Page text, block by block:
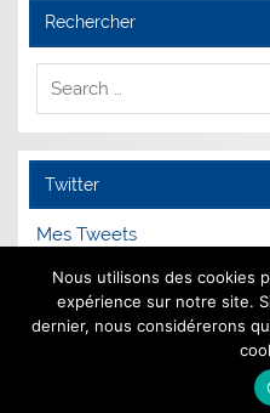
Rechercher
Twitter
Mes Tweets
Nous utilisons des cookies
expérience sur notre site.
dernier, nous considérerons